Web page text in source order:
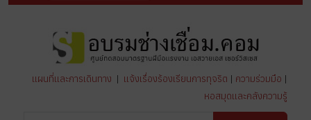
Facebook
Line YouTube
แผนที่และการเดินทาง | แจ้งเรื่องร้องเรียนการทุจริต | ความร่วมมือ |
หอสมุดและคลังความรู้